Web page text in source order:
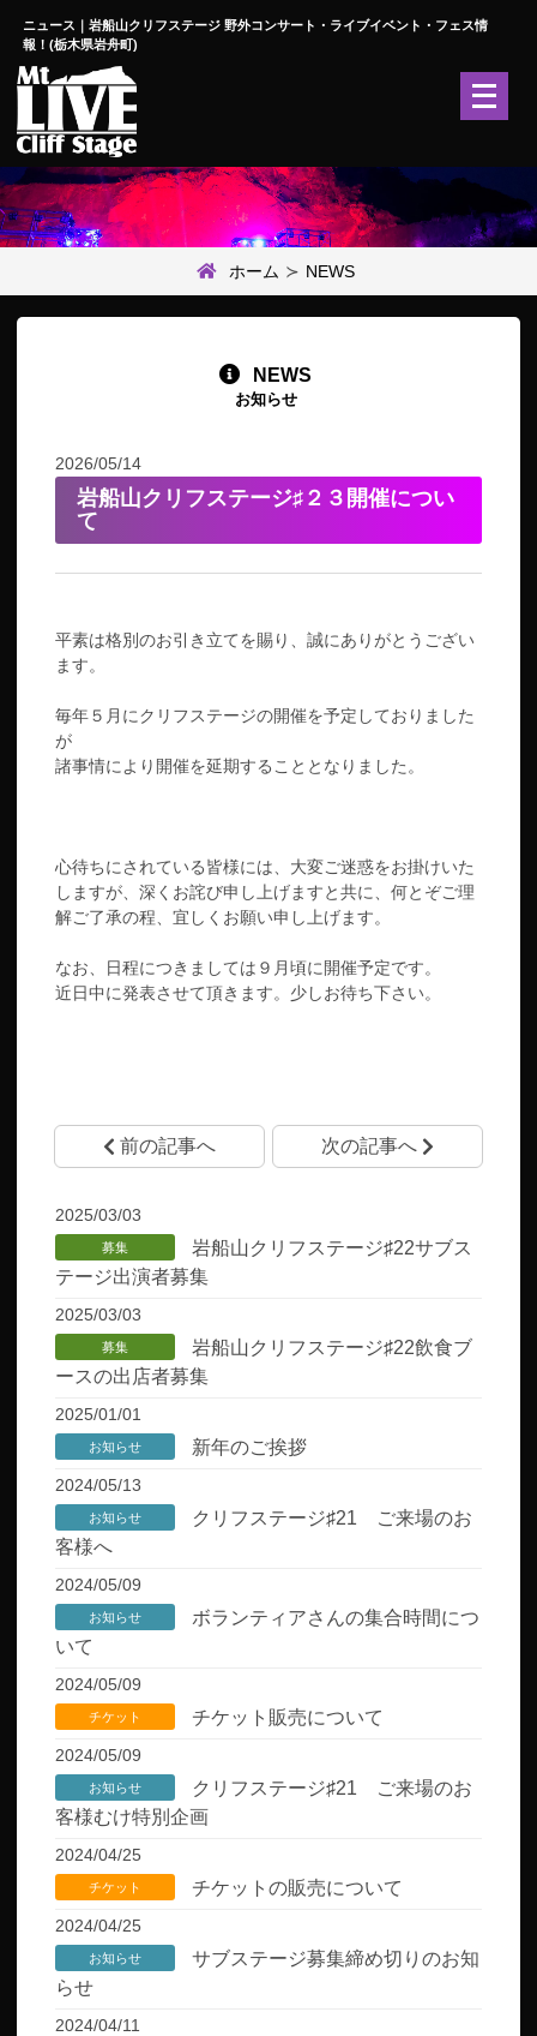
ニュース｜岩船山クリフステージ 野外コンサート・ライブイベント・フェス情
報！(栃木県岩舟町)
メ
ニ
を
開
く
ホーム
NEWS
NEWS
お知らせ
2026/05/14
岩船山クリフステージ♯２３開催につい
て
平素は格別のお引き立てを賜り、誠にありがとうござい
ます。
毎年５月にクリフステージの開催を予定しておりました
が
諸事情により開催を延期することとなりました。
心待ちにされている皆様には、大変ご迷惑をお掛けいた
しますが、深くお詫び申し上げますと共に、何とぞご理
解ご了承の程、宜しくお願い申し上げます。
なお、日程につきましては９月頃に開催予定です。
近日中に発表させて頂きます。少しお待ち下さい。
前の記事へ 次の記事へ
2025/03/03
募集
岩船山クリフステージ♯22サブス
テージ出演者募集
2025/03/03
募集
岩船山クリフステージ♯22飲食ブ
ースの出店者募集
2025/01/01
お知らせ 新年のご挨拶
2024/05/13
お知らせ
クリフステージ♯21 ご来場のお
客様へ
2024/05/09
お知らせ
ボランティアさんの集合時間につ
いて
2024/05/09
チケット チケット販売について
2024/05/09
お知らせ
クリフステージ♯21 ご来場のお
客様むけ特別企画
2024/04/25
チケット チケットの販売について
2024/04/25
お知らせ
サブステージ募集締め切りのお知
らせ
2024/04/11